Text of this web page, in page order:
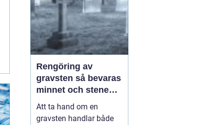
Rengöring av
gravsten så bevaras
minnet och stenen
håller längre
Att ta hand om en
gravsten handlar både